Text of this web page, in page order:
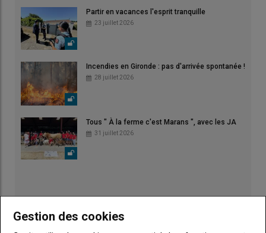
Partir en vacances l'esprit tranquille
23 juillet 2026
Incendies en Gironde : pas d'arrivée spontanée !
28 juillet 2026
Tous " À la ferme c'est Marans ", avec les JA
31 juillet 2026
Gestion des cookies